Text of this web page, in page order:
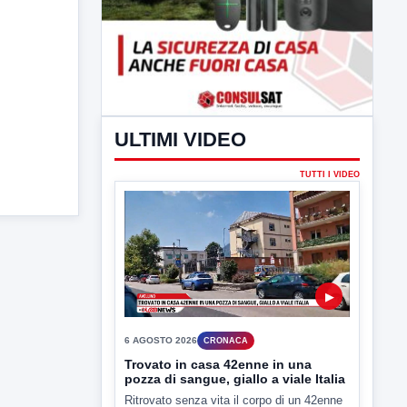
ULTIMI VIDEO
TUTTI I VIDEO
▶
6 AGOSTO 2026 CRONACA
Trovato in casa 42enne in una
pozza di sangue, giallo a viale Italia
Ritrovato senza vita il corpo di un 42enne